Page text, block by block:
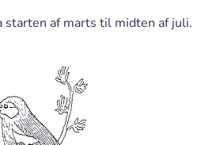
starten af marts til midten af juli.